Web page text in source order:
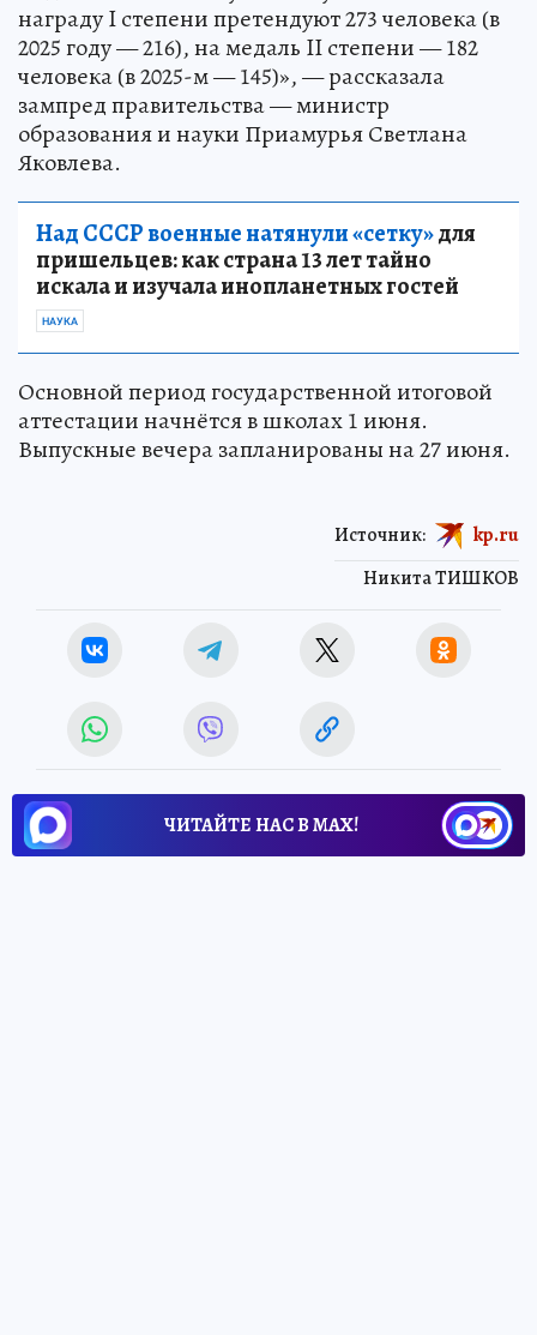
награду I степени претендуют 273 человека (в
2025 году — 216), на медаль II степени — 182
человека (в 2025-м — 145)», — рассказала
зампред правительства — министр
образования и науки Приамурья Светлана
Яковлева.
Над СССР военные натянули «сетку»для
пришельцев: как страна 13 лет тайно
искала и изучала инопланетных гостей
НАУКА
Основной период государственной итоговой
аттестации начнётся в школах 1 июня.
Выпускные вечера запланированы на 27 июня.
Никита ТИШКОВ
Источник: kp.ru
ЧИТАЙТЕ НАС В МАХ!